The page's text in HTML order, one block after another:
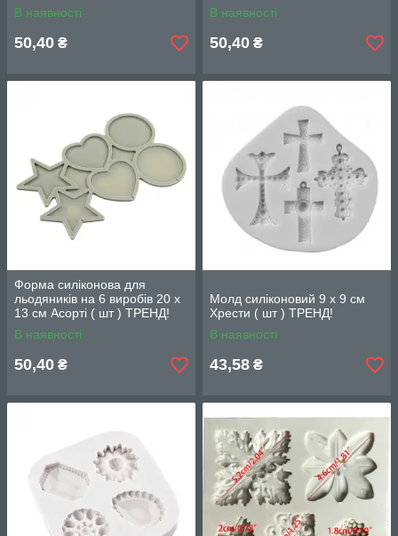
В наявності
50,40 ₴
В наявності
50,40 ₴
Форма силіконова для
льодяників на 6 виробів 20 х
13 см Асорті ( шт ) ТРЕНД!
В наявності
50,40 ₴
Молд силіконовий 9 х 9 см
Хрести ( шт ) ТРЕНД!
В наявності
43,58 ₴